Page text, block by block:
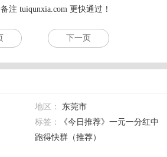
注 tuiqunxia.com更快通过！
下一页
地区：
东莞市
标签：
《今日推荐》一元一分红中
跑得快群（推荐）